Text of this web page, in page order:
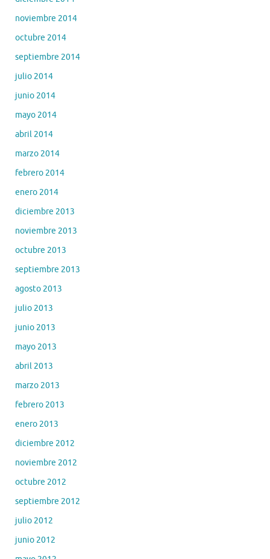
noviembre 2014
octubre 2014
septiembre 2014
julio 2014
junio 2014
mayo 2014
abril 2014
marzo 2014
febrero 2014
enero 2014
diciembre 2013
noviembre 2013
octubre 2013
septiembre 2013
agosto 2013
julio 2013
junio 2013
mayo 2013
abril 2013
marzo 2013
febrero 2013
enero 2013
diciembre 2012
noviembre 2012
octubre 2012
septiembre 2012
julio 2012
junio 2012